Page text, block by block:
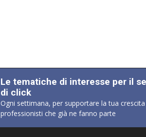
Le tematiche di interesse per il
di click
Ogni settimana, per supportare la tua
professionisti che già ne fanno parte